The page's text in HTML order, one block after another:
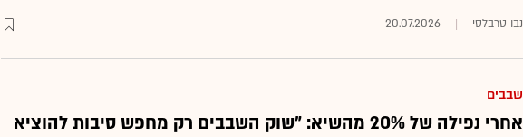
נבו טרבלסי 20.07.2026
שבבים
אחרי נפילה של 20% מהשיא: "שוק השבבים רק מחפש סיבות להוציא